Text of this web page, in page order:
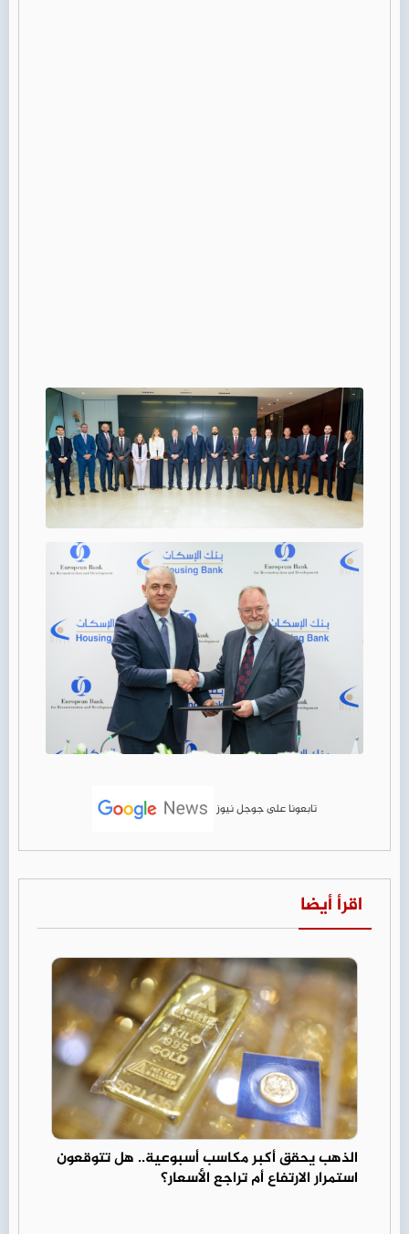
تابعونا على جوجل نيوز
اقرأ أيضا
الذهب يحقق أكبر مكاسب أسبوعية.. هل تتوقعون
استمرار الارتفاع أم تراجع الأسعار؟